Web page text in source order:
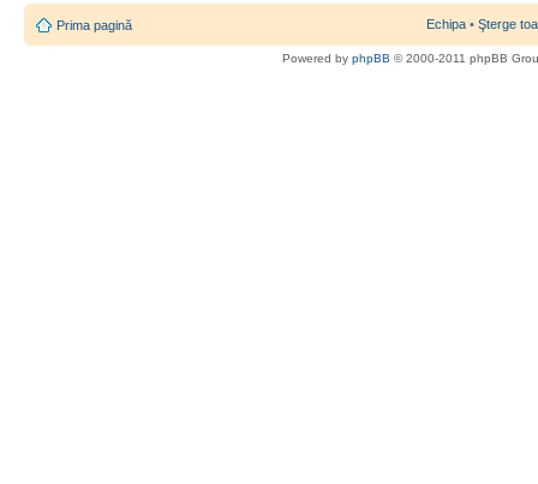
Prima pagină Echipa • Şterge
Powered by phpBB © 2000-2011 phpBB